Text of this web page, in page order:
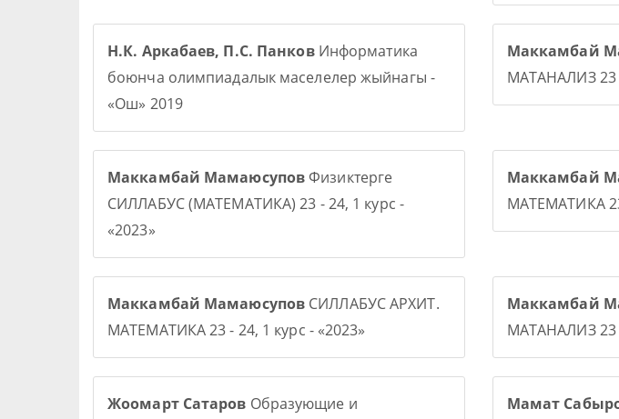
Н.К. Аркабаев, П.С. ПанковИнформатика
боюнча олимпиадалык маселелер жыйнагы -
«Ош» 2019
Маккамбай
МАТАНАЛИЗ 23
Маккамбай МамаюсуповФизиктерге
СИЛЛАБУС (МАТЕМАТИКА) 23 - 24, 1 курс -
«2023»
Маккамбай
МАТЕМАТИКА
Маккамбай Мамаюсупов СИЛЛАБУС АРХИТ.
МАТЕМАТИКА 23 - 24, 1 курс - «2023»
Маккамбай
МАТАНАЛИЗ 23
Жоомарт Сатаров Образующие и
Мамат